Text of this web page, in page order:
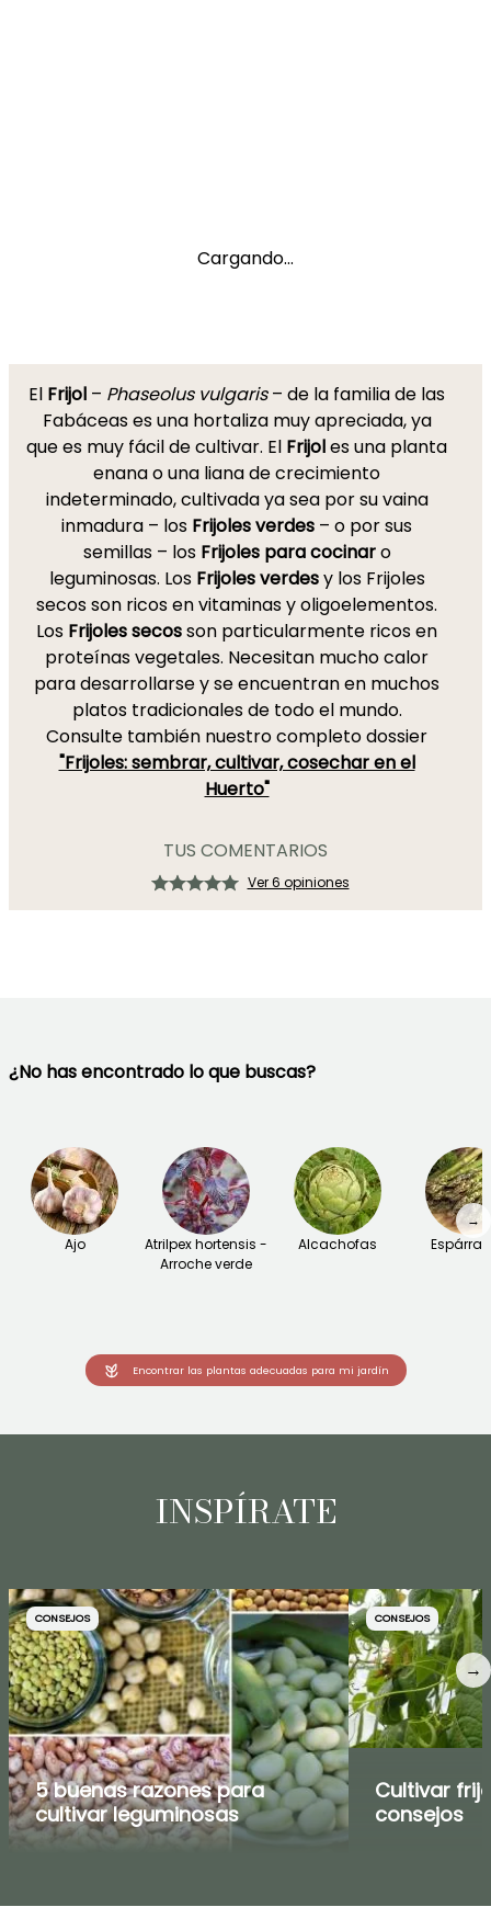
Cargando...
El Frijol – Phaseolus vulgaris– de la familia de las
Fabáceas es una hortaliza muy apreciada, ya
que es muy fácil de cultivar. El Frijoles una planta
enana o una liana de crecimiento
indeterminado, cultivada ya sea por su vaina
inmadura – los Frijoles verdes – o por sus
semillas – los Frijoles para cocinaro
leguminosas. Los Frijoles verdesy los Frijoles
secos son ricos en vitaminas y oligoelementos.
Los Frijoles secosson particularmente ricos en
proteínas vegetales. Necesitan mucho calor
para desarrollarse y se encuentran en muchos
platos tradicionales de todo el mundo.
Consulte también nuestro completo dossier
"Frijoles: sembrar, cultivar, cosechar en el
Huerto"
TUS COMENTARIOS
Ver 6 opiniones
¿No has encontrado lo que buscas?
Ajo
Atrilpex hortensis -
Arroche verde
Alcachofas
→
Encontrar las plantas adecuadas para mi jardín
INSPÍRATE
CONSEJOS
5 buenas razones para
cultivar leguminosas
CONSEJOS
Cultivar
consejos
→